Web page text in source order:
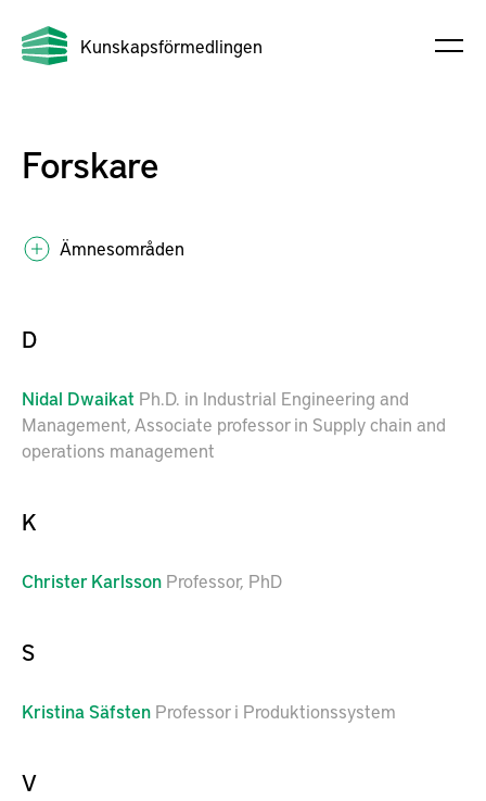
Kunskapsförmedlingen
Forskare
Ämnesområden
D
Nidal Dwaikat Ph.D. in Industrial Engineering and
Management, Associate professor in Supply chain and
operations management
K
Christer Karlsson Professor, PhD
S
KristinaSäfsten Professor i Produktionssystem
V